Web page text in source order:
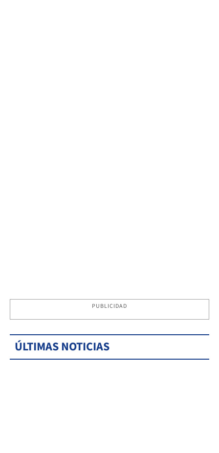
PUBLICIDAD
ÚLTIMAS NOTICIAS